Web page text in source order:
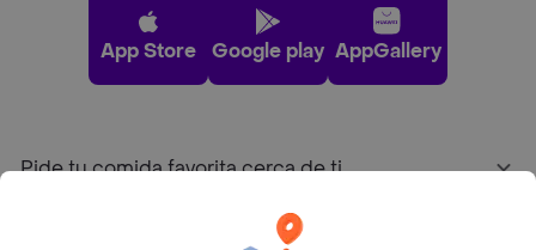
App Store Google play AppGallery
Pide tu comida favorita cerca de ti